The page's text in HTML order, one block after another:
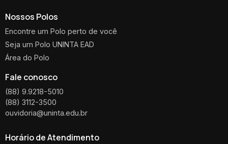
Nossos Polos
Encontre um Polo perto de você
Seja um Polo UNINTA EAD
Área do Polo
Fale conosco
(88) 9.9218-5010
(88) 3112-3500
ouvidoria@uninta.edu.br
Horário de Atendimento